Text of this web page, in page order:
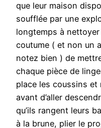
que leur maison
soufflée par une
longtemps à
coutume ( et non un
notez bien ) de
chaque pièce de
place les coussins et
avant d’aller
qu’ils rangent leurs
à la brune, plier le